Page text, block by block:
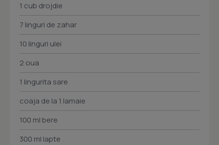
1 cub drojdie
7 linguri de zahar
10 linguri ulei
2 oua
1 lingurita sare
coaja de la 1 lamaie
100 ml bere
300 ml lapte